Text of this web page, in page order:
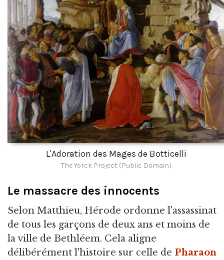
L'Adoration des Mages de Botticelli
The Yorck Project (Public Domain)
Le massacre des innocents
Selon Matthieu, Hérode ordonne l'assassinat
de tous les garçons de deux ans et moins de
la ville de Bethléem. Cela aligne
délibérément l'histoire sur celle de Pharaon